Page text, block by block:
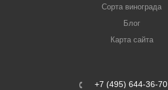
Сорта винограда
Блог
Карта сайта
+7 (495) 644-36-70